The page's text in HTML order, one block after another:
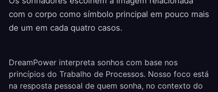
com o corpo como símbolo principal em pouco mais
de um em cada quatro casos.
DreamPower interpreta sonhos com base nos
princípios do Trabalho de Processos. Nosso foco está
na resposta pessoal de quem sonha, no contexto do